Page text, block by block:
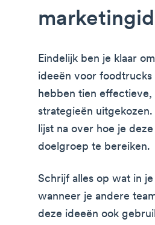
Eindelijk ben je klaar
ideeën voor
hebben tien
strategieën
lijst na over hoe je
doelgroep te bereiken.
Schrijf alles op wat in
wanneer je andere
deze ideeën ook